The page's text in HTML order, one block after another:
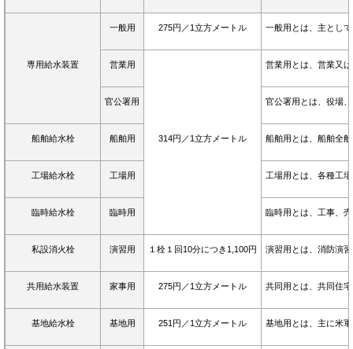
専用給水装置
一般用 275円／1立方メートル 一般用とは、主とし
営業用
314円／1立方メートル
営業用とは、営業又
官公署用 官公署用とは、役場
船舶給水栓 船舶用 船舶用とは、船舶全
工場給水栓 工場用 工場用とは、各種工
臨時給水栓 臨時用 臨時用とは、工事、
私設消火栓 演習用 １栓１回10分につき1,100円 演習用とは、消防演
共用給水装置 家事用 275円／1立方メートル 共同用とは、共同住
基地給水栓 基地用 251円／1立方メートル 基地用とは、主に米